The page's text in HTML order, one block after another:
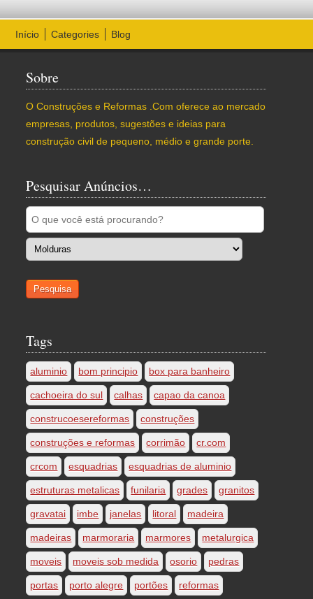
Início Categories Blog
Sobre
O Construções e Reformas .Com oferece ao mercado
empresas, produtos, sugestões e ideias para
construção civil de pequeno, médio e grande porte.
Pesquisar Anúncios…
Tags
aluminio bom principio box para banheiro
cachoeira do sul calhas capao da canoa
construcoesereformas construções
construções e reformas corrimão cr.com
crcom esquadrias esquadrias de aluminio
estruturas metalicas funilaria grades granitos
gravatai imbe janelas litoral madeira
madeiras marmoraria marmores metalurgica
moveis moveis sob medida osorio pedras
portas porto alegre portões reformas